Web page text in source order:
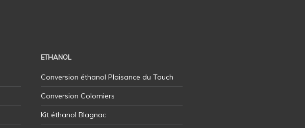
ETHANOL
Conversion éthanol Plaisance du Touch
Conversion Colomiers
Kit éthanol Blagnac